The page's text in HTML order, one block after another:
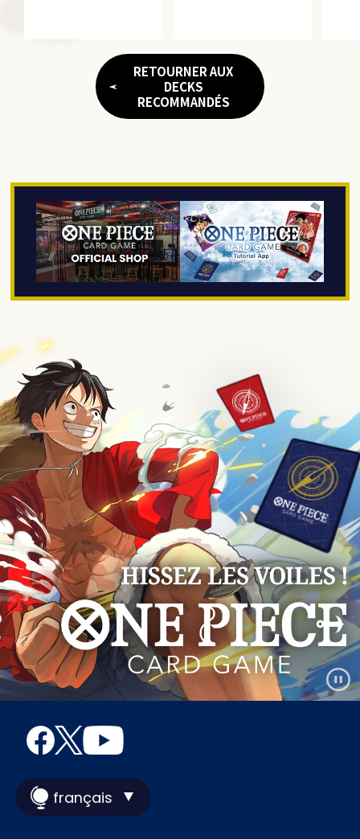
RETOURNER AUX
DECKS
RECOMMANDÉS
français